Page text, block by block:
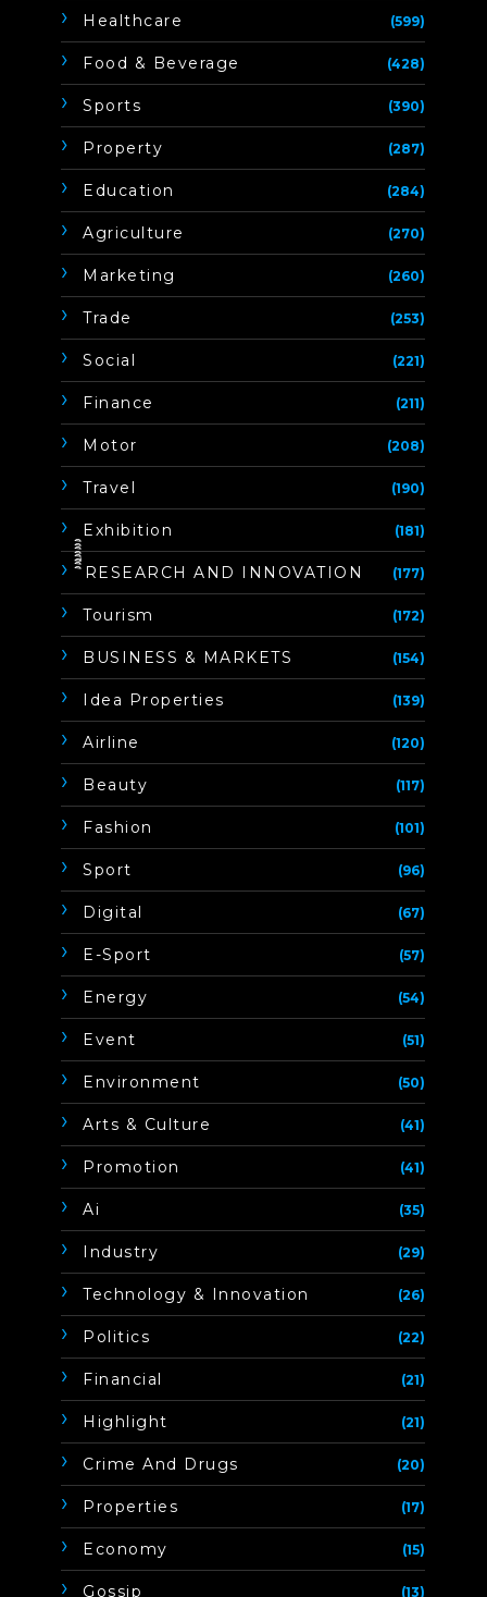
Healthcare (599)
Food & Beverage (428)
Sports (390)
Property (287)
Education (284)
Agriculture (270)
Marketing (260)
Trade (253)
Social (221)
Finance (211)
Motor (208)
Travel (190)
Exhibition (181)
ิิีิิิิิRESEARCH AND INNOVATION (177)
Tourism (172)
BUSINESS & MARKETS (154)
Idea Properties (139)
Airline (120)
Beauty (117)
Fashion (101)
Sport (96)
Digital (67)
E-Sport (57)
Energy (54)
Event (51)
Environment (50)
Arts & Culture (41)
Promotion (41)
Ai (35)
Industry (29)
Technology & Innovation (26)
Politics (22)
Financial (21)
Highlight (21)
Crime And Drugs (20)
Properties (17)
Economy (15)
Gossip (13)